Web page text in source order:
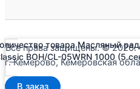
Все права защищены. © 2026.
г. Кемерово, Кемеровская
-
товара Масляный
BOH/CL-05WRN 1000 (5
В заказ